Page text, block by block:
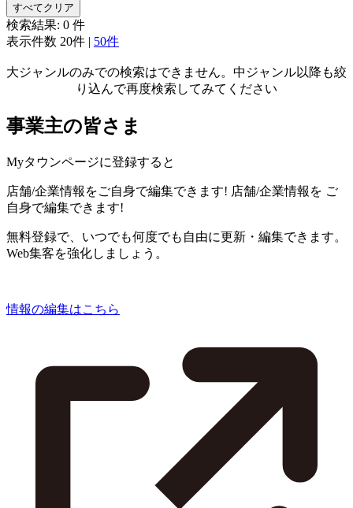
すべてクリア
検索結果: 0 件
表示件数 20件 | 50件
大ジャンルのみでの検索はできません。中ジャンル以降も絞
り込んで再度検索してみてください
事業主の皆さま
Myタウンページに登録すると
店舗/企業情報をご自身で編集できます! 店舗/企業情報を ご
自身で編集できます!
無料登録で、いつでも何度でも自由に更新・編集できます。
Web集客を強化しましょう。
情報の編集はこちら